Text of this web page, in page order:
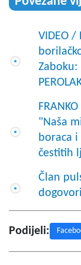
VIDEO
Zaboku:
"Naša
boraca
čestitih
Član
Podijeli: